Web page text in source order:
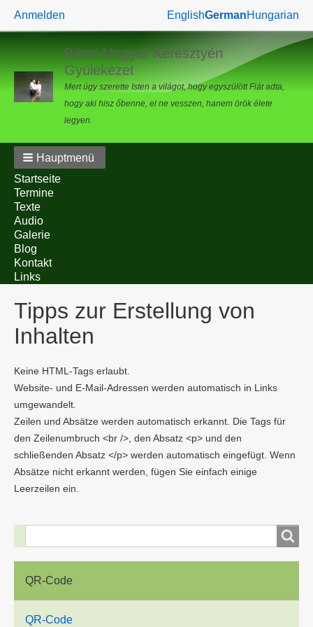
Benutzermenü
Anmelden EnglishGermanHungarian
Bécsi Magyar Keresztyén
Gyülekezet
Mert úgy szerette Isten a világot, hogy egyszülött Fiát adta,
hogy aki hisz őbenne, el ne vesszen, hanem örök élete
legyen.
Hauptmenü
Startseite
Termine
Texte
Audio
Galerie
Blog
Kontakt
Links
Tipps zur Erstellung von
Inhalten
Keine HTML-Tags erlaubt.
Website- und E-Mail-Adressen werden automatisch in Links
umgewandelt.
Zeilen und Absätze werden automatisch erkannt. Die Tags für
den Zeilenumbruch <br />, den Absatz <p> und den
schließenden Absatz </p> werden automatisch eingefügt. Wenn
Absätze nicht erkannt werden, fügen Sie einfach einige
Leerzeilen ein.
Suche
QR-Code
QR-Code